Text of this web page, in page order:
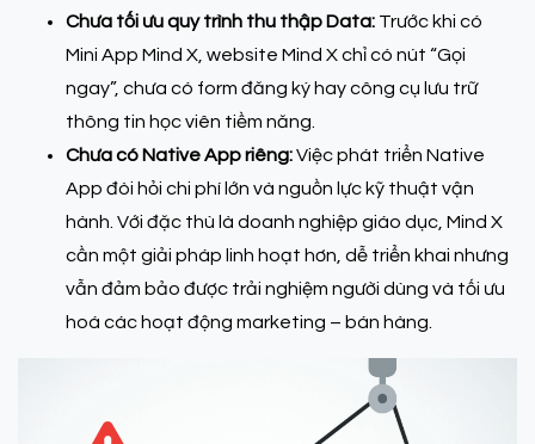
Chưa tối ưu quy trình thu thập Data: Trước khi có
Mini App Mind X, website Mind X chỉ có nút “Gọi
ngay”, chưa có form đăng ký hay công cụ lưu trữ
thông tin học viên tiềm năng.
Chưa có Native App riêng:Việc phát triển Native
App đòi hỏi chi phí lớn và nguồn lực kỹ thuật vận
hành. Với đặc thù là doanh nghiệp giáo dục, Mind X
cần một giải pháp linh hoạt hơn, dễ triển khai nhưng
vẫn đảm bảo được trải nghiệm người dùng và tối ưu
hoá các hoạt động marketing – bán hàng.